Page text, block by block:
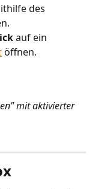
des
auf ein
öffnen.
mit aktivierter